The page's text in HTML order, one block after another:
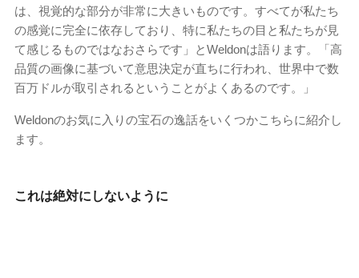
は、視覚的な部分が非常に大きいものです。すべてが私たち
の感覚に完全に依存しており、特に私たちの目と私たちが見
て感じるものではなおさらです」とWeldonは語ります。「高
品質の画像に基づいて意思決定が直ちに行われ、世界中で数
百万ドルが取引されるということがよくあるのです。」
Weldonのお気に入りの宝石の逸話をいくつかこちらに紹介し
ます。
これは絶対にしないように